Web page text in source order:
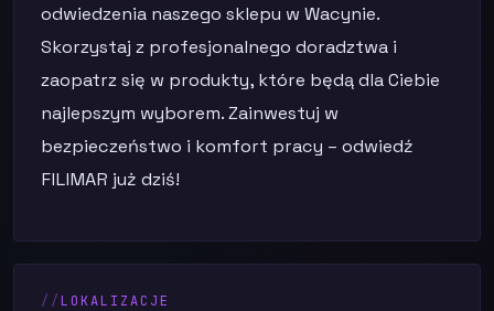
odwiedzenia naszego sklepu w Wacynie.
Skorzystaj z profesjonalnego doradztwa i
zaopatrz się w produkty, które będą dla Ciebie
najlepszym wyborem. Zainwestuj w
bezpieczeństwo i komfort pracy – odwiedź
FILIMAR już dziś!
LOKALIZACJE